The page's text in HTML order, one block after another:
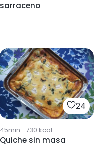
sarraceno
24
45min · 730 kcal
Quiche sin masa